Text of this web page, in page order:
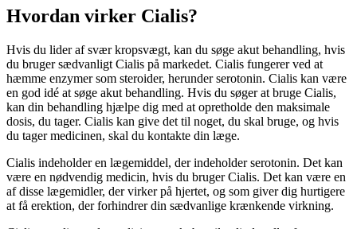
Hvordan virker Cialis?
Hvis du lider af svær kropsvægt, kan du søge akut behandling, hvis
du bruger sædvanligt Cialis på markedet. Cialis fungerer ved at
hæmme enzymer som steroider, herunder serotonin. Cialis kan være
en god idé at søge akut behandling. Hvis du søger at bruge Cialis,
kan din behandling hjælpe dig med at opretholde den maksimale
dosis, du tager. Cialis kan give det til noget, du skal bruge, og hvis
du tager medicinen, skal du kontakte din læge.
Cialis indeholder en lægemiddel, der indeholder serotonin. Det kan
være en nødvendig medicin, hvis du bruger Cialis. Det kan være en
af ​​disse lægemidler, der virker på hjertet, og som giver dig hurtigere
at få erektion, der forhindrer din sædvanlige krænkende virkning.